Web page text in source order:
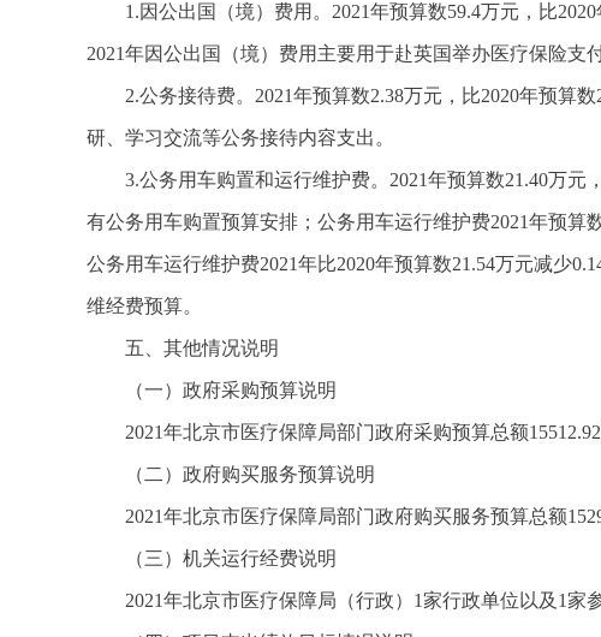
1.因公出国（境）费用。2021年预算数59.4万元，比
2021年因公出国（境）费用主要用于赴英国举办医疗保险
2.公务接待费。2021年预算数2.38万元，比2020年预算
研、学习交流等公务接待内容支出。
3.公务用车购置和运行维护费。2021年预算数21.40万元
有公务用车购置预算安排；公务用车运行维护费2021年预算
公务用车运行维护费2021年比2020年预算数21.54万元减少
维经费预算。
五、其他情况说明
（一）政府采购预算说明
2021年北京市医疗保障局部门政府采购预算总额
（二）政府购买服务预算说明
2021年北京市医疗保障局部门政府购买服务预算总额
（三）机关运行经费说明
2021年北京市医疗保障局（行政）1家行政单位以及1家